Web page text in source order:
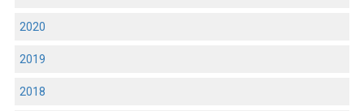
2020
2019
2018